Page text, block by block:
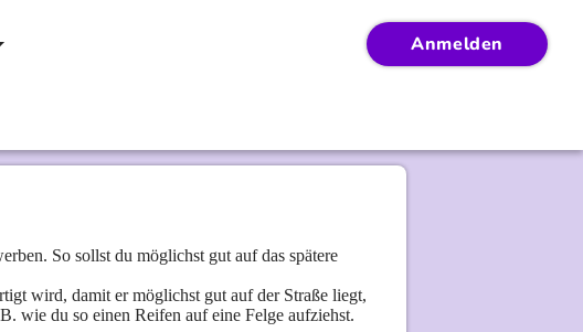
Team
Anmelden
So sollst du möglichst gut auf das spätere
wird, damit er möglichst gut auf der Straße liegt,
wie du so einen Reifen auf eine Felge aufziehst.